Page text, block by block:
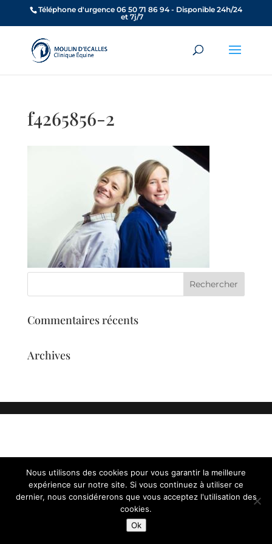
Téléphone d'urgence 06 50 71 86 94 - Disponible 24h/24
et 7j/7
f4265856-2
Commentaires récents
Archives
Nous utilisons des cookies pour vous garantir la meilleure
expérience sur notre site. Si vous continuez à utiliser ce
dernier, nous considérerons que vous acceptez l'utilisation des
cookies.
Ok